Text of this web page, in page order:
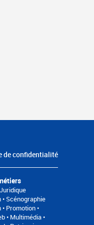
de confidentialité
Scénographie
Promotion •
• Multimédia •